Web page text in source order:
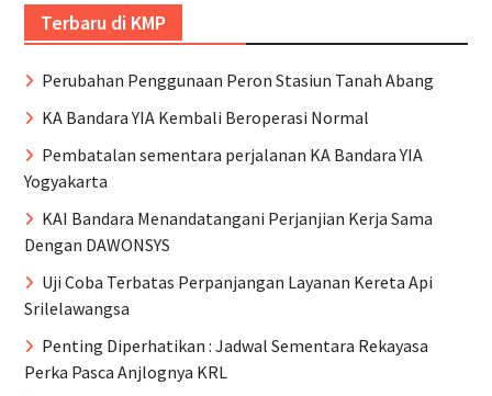
Terbaru di KMP
Perubahan Penggunaan Peron Stasiun Tanah Abang
KA Bandara YIA Kembali Beroperasi Normal
Pembatalan sementara perjalanan KA Bandara YIA
Yogyakarta
KAI Bandara Menandatangani Perjanjian Kerja Sama
Dengan DAWONSYS
Uji Coba Terbatas Perpanjangan Layanan Kereta Api
Srilelawangsa
Penting Diperhatikan : Jadwal Sementara Rekayasa
Perka Pasca Anjlognya KRL